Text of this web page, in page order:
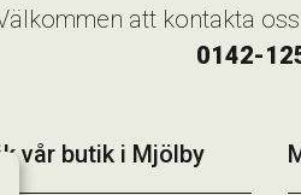
att kontakta
0142-
vår butik i Mjölby